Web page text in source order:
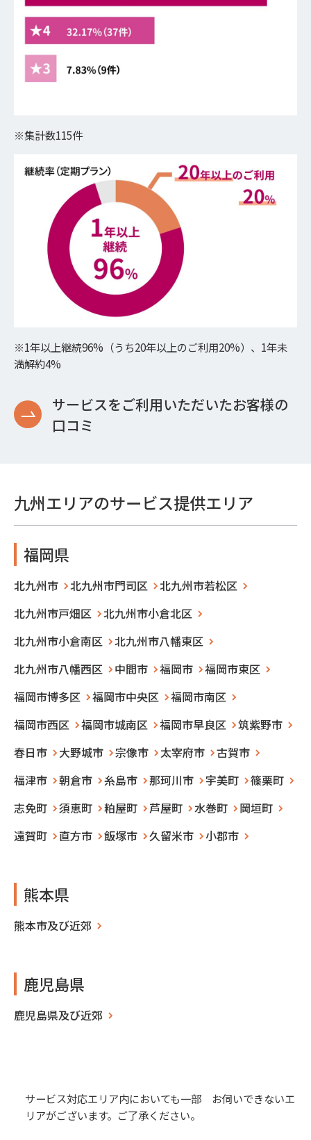
※集計数115件
※1年以上継続96%（うち20年以上のご利用20%）、1年未
満解約4%
サービスをご利用いただいたお客様の
口コミ
九州エリアのサービス提供エリア
福岡県
北九州市 北九州市門司区
北九州市若松区
北九州市戸畑区
北九州市小倉北区
北九州市小倉南区
北九州市八幡東区
北九州市八幡西区
中間市 福岡市
福岡市東区
福岡市博多区
福岡市中央区
福岡市南区
福岡市西区
福岡市城南区 福岡市早良区
筑紫野市
春日市
大野城市 宗像市 太宰府市
古賀市
福津市
朝倉市 糸島市 那珂川市 宇美町
篠栗町
志免町
須恵町 粕屋町 芦屋町 水巻町
岡垣町
遠賀町
直方市 飯塚市 久留米市 小郡市
熊本県
熊本市及び近郊
鹿児島県
鹿児島県及び近郊
サービス対応エリア内においても一部 お伺いできないエ
リアがございます。ご了承ください。